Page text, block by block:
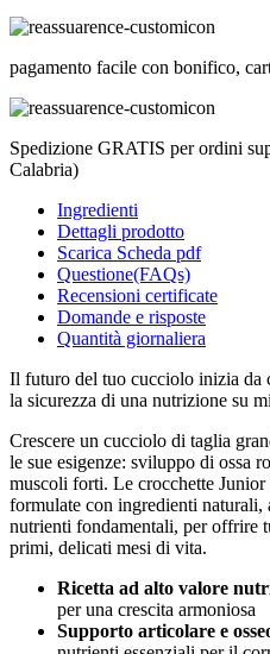
pagamento facile con bonifico,
Spedizione GRATIS per ordini
Calabria)
Ingredienti
Dettagli prodotto
Scarica Scheda pdf
Questione(FAQs)
Recensioni certificate
Domande e risposte
Quantità giornaliera
Il futuro del tuo cucciolo inizia da
la sicurezza di una nutrizione su
Crescere un cucciolo di taglia
le sue esigenze: sviluppo di ossa
muscoli forti. Le crocchette
formulate con ingredienti
nutrienti fondamentali, per offrire
primi, delicati mesi di vita.
Ricetta ad alto valore
per una crescita armoniosa
Supporto articolare e